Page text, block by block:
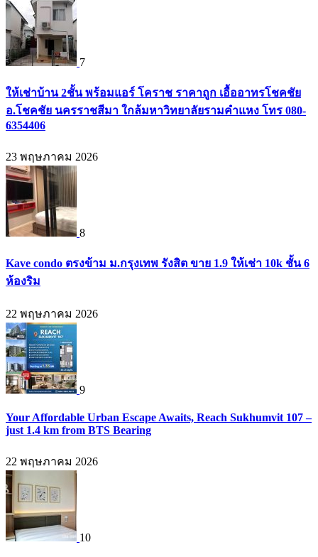
7
ให้เช่าบ้าน 2ชั้น พร้อมแอร์ โคราช ราคาถูก เอื้ออาทรโชคชัย
อ.โชคชัย นครราชสีมา ใกล้มหาวิทยาลัยรามคำแหง โทร 080-
6354406
23 พฤษภาคม 2026
8
Kave condo ตรงข้าม ม.กรุงเทพ รังสิต ขาย 1.9 ให้เช่า 10k ชั้น 6
ห้องริม
22 พฤษภาคม 2026
9
Your Affordable Urban Escape Awaits, Reach Sukhumvit 107 –
just 1.4 km from BTS Bearing
22 พฤษภาคม 2026
10